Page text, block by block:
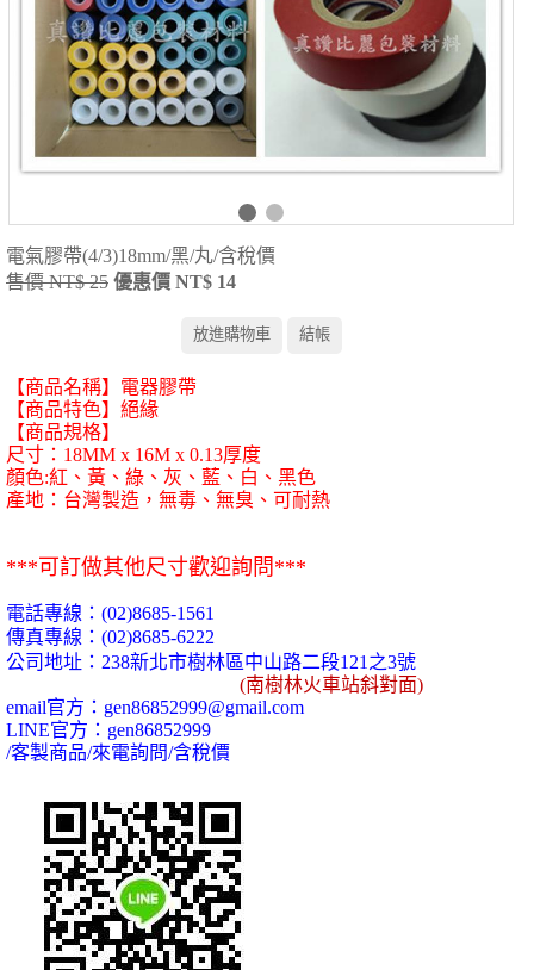
電氣膠帶(4/3)18mm/黑/丸/含稅價
售價 NT$ 25 優惠價 NT$ 14
【商品名稱】電器膠帶
【商品特色】絕緣
【商品規格】
尺寸：18MM x 16M x 0.13厚度
顏色:紅、黃、綠、灰、藍、白、黑色
產地：台灣製造，無毒、無臭、可耐熱
***可訂做其他尺寸歡迎詢問***
電話專線： (02)8685-1561
傳真專線： (02)8685-6222
公司地址： 238新北市樹林區中山路二段121 之3號
(南樹林火車站斜對面)
email官方： gen86852999@gmail.com
LINE官方： gen86852999
/客製商品/來電詢問/含稅價